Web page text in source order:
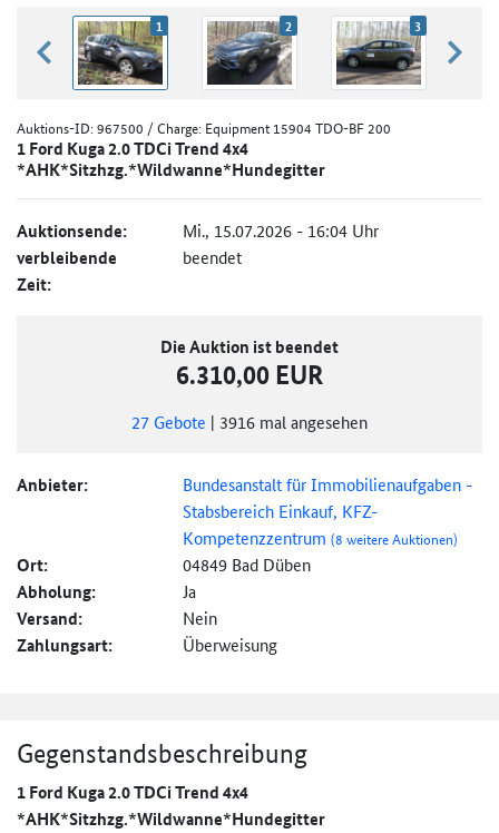
zurück blättern
1 2 3
Auktions-ID:967500 / Charge: Equipment 15904 TDO-BF 200
1 Ford Kuga 2.0 TDCi Trend 4x4
*AHK*Sitzhzg.*Wildwanne*Hundegitter
Auktionsende: Mi., 15.07.2026 - 16:04 Uhr
verbleibende
Zeit:
beendet
Die Auktion ist beendet
6.310,00 EUR
27 Gebote | 3916 mal angesehen
Anbieter:
Bundesanstalt für Immobilienaufgaben -
Stabsbereich Einkauf, KFZ-
Kompetenzzentrum(8 weitere Auktionen)
Ort: 04849 Bad Düben
Abholung: Ja
Versand: Nein
Zahlungsart: Überweisung
Gegenstandsbeschreibung
1 Ford Kuga 2.0 TDCi Trend 4x4
*AHK*Sitzhzg.*Wildwanne*Hundegitter